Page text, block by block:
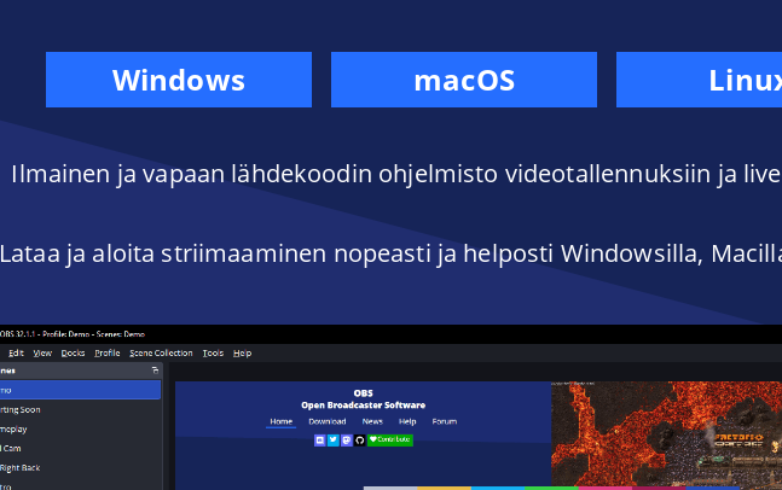
Windows macOS
Ilmainen ja vapaan lähdekoodin ohjelmisto videotallennuksiin ja
Lataa ja aloita striimaaminen nopeasti ja helposti Windowsilla,